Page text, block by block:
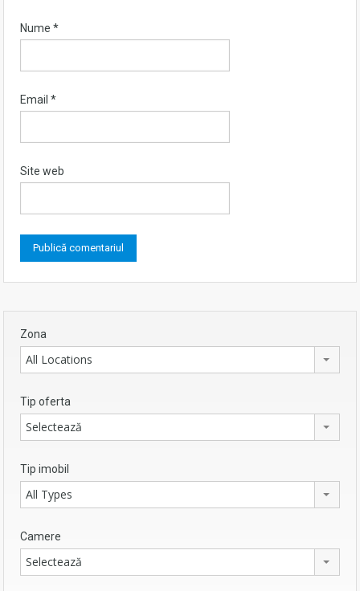
Nume *
Email *
Site web
Zona
All Locations
Tip oferta
Selectează
Tip imobil
All Types
Camere
Selectează